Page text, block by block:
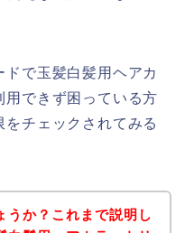
で玉髪白髪用ヘアカ
用できず困っている方
チェックされてみる
うか？これまで説明し